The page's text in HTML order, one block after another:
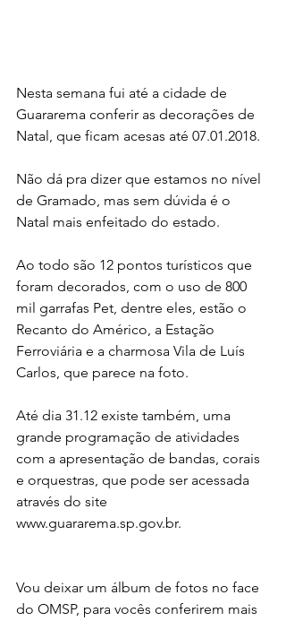
Nesta semana fui até a cidade de
Guararema conferir as decorações de
Natal, que ficam acesas até 07.01.2018.
Não dá pra dizer que estamos no nível
de Gramado, mas sem dúvida é o
Natal mais enfeitado do estado.
Ao todo são 12 pontos turísticos que
foram decorados, com o uso de 800
mil garrafas Pet, dentre eles, estão o
Recanto do Américo, a Estação
Ferroviária e a charmosa Vila de Luís
Carlos, que parece na foto.
Até dia 31.12 existe também, uma
grande programação de atividades
com a apresentação de bandas, corais
e orquestras, que pode ser acessada
através do site
www.guararema.sp.gov.br.
Vou deixar um álbum de fotos no face
do OMSP, para vocês conferirem mais